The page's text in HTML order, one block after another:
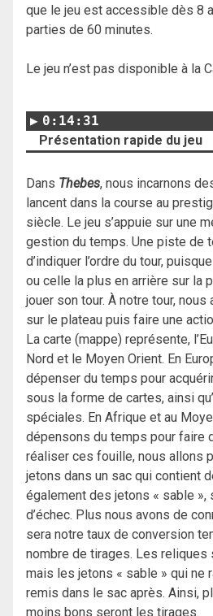
que le jeu est accessible dès 8
parties de 60 minutes.
Le jeu n’est pas disponible à la
0:14:31
Présentation rapide du jeu
Dans Thebes, nous incarnons
lancent dans la course au
siècle. Le jeu s’appuie sur une
gestion du temps. Une piste de
d’indiquer l’ordre du tour,
ou celle la plus en arrière sur la
jouer son tour. À notre tour,
sur le plateau puis faire une
La carte (mappe) représente,
Nord et le Moyen Orient. En
dépenser du temps pour
sous la forme de cartes, ainsi
spéciales. En Afrique et au
dépensons du temps pour faire
réaliser ces fouille, nous allons
jetons dans un sac qui contient
également des jetons « sable »,
d’échec. Plus nous avons de
sera notre taux de conversion
nombre de tirages. Les reliques
mais les jetons « sable » qui ne
remis dans le sac après. Ainsi,
moins bons seront les tirages.